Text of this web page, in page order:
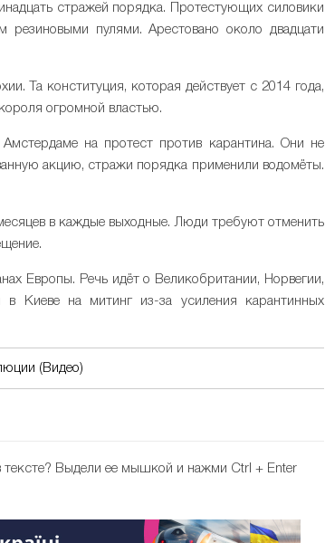
стражей порядка. Протестующих силовики
резиновыми пулями. Арестовано около двадцати
Та конституция, которая действует с 2014 года,
огромной властью.
на протест против карантина. Они не
акцию, стражи порядка применили водомёты.
в каждые выходные. Люди требуют отменить
Европы. Речь идёт о Великобритании, Норвегии,
Киеве на митинг из-за усиления карантинных
(Видео)
Выдели ее мышкой и нажми Ctrl + Enter